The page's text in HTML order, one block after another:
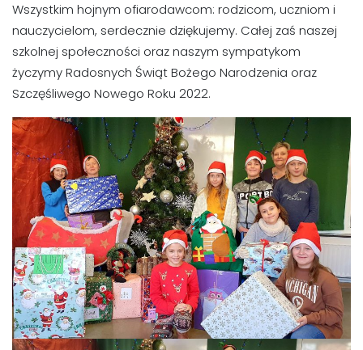
Wszystkim hojnym ofiarodawcom: rodzicom, uczniom i
nauczycielom, serdecznie dziękujemy. Całej zaś naszej
szkolnej społeczności oraz naszym sympatykom
życzymy Radosnych Świąt Bożego Narodzenia oraz
Szczęśliwego Nowego Roku 2022.